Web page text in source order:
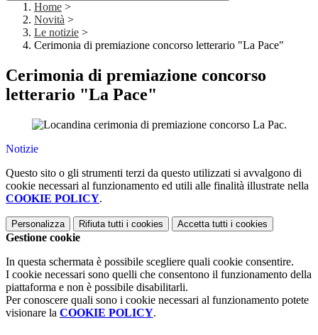
Home >
Novità >
Le notizie >
Cerimonia di premiazione concorso letterario "La Pace"
Cerimonia di premiazione concorso
letterario "La Pace"
.
Notizie
Questo sito o gli strumenti terzi da questo utilizzati si avvalgono di
cookie necessari al funzionamento ed utili alle finalità illustrate nella
COOKIE POLICY.
Personalizza Rifiuta tutti i cookies Accetta tutti i cookies
Gestione cookie
In questa schermata è possibile scegliere quali cookie consentire.
I cookie necessari sono quelli che consentono il funzionamento della
piattaforma e non è possibile disabilitarli.
Per conoscere quali sono i cookie necessari al funzionamento potete
visionare la COOKIE POLICY.